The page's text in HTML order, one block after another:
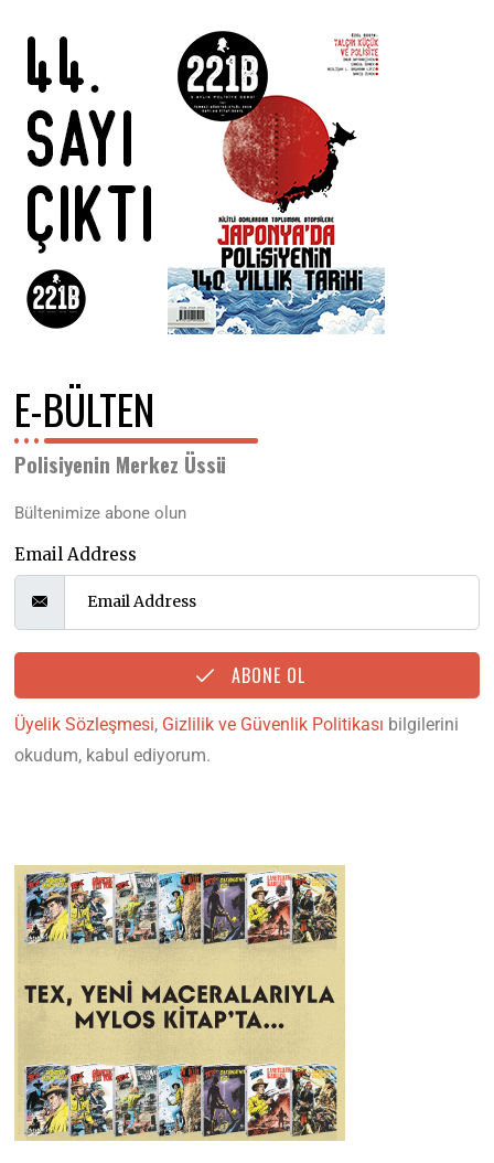
2
E-BÜLTEN
Polisiyenin Merkez Üssü
Bültenimize abone olun
Email Address
ABONE OL
Üyelik Sözleşmesi, Gizlilik ve Güvenlik Politikası bilgilerini
okudum, kabul ediyorum.